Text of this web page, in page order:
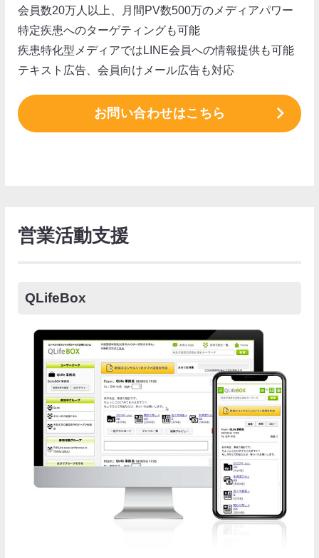
会員数20万人以上、月間PV数500万のメディアパワー
特定疾患へのターゲティングも可能
疾患特化型メディアではLINE会員への情報提供も可能
テキスト広告、会員向けメール広告も対応
お問い合わせはこちら
営業活動支援
QLifeBox